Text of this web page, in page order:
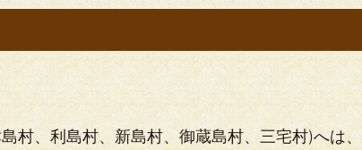
村、利島村、新島村、御蔵島村、三宅村)へは、